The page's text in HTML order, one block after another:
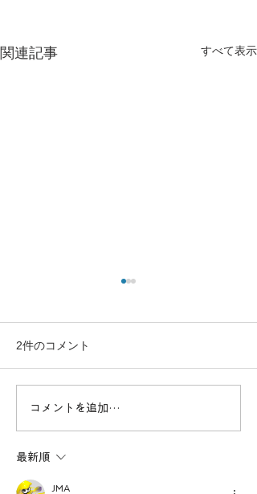
関連記事 すべて表示
高度なスキルを習得！一
等基本講習でプロフェッ
ショナルを目指す
2件のコメント
コメントを追加…
最新順
JMA